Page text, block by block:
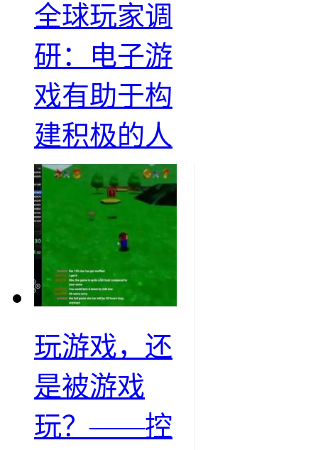
全球玩家调
研：电子游
戏有助于构
建积极的人
玩游戏，还
是被游戏
玩？——控